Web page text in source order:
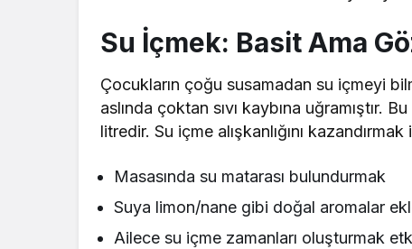
Su İçmek: Basit Ama
Çocukların çoğu susamadan su içmeyi
aslında çoktan sıvı kaybına uğramıştır.
litredir. Su içme alışkanlığını kazandırmak
Masasında su matarası bulundurmak
Suya limon/nane gibi doğal aromalar
Ailece su içme zamanları oluşturmak